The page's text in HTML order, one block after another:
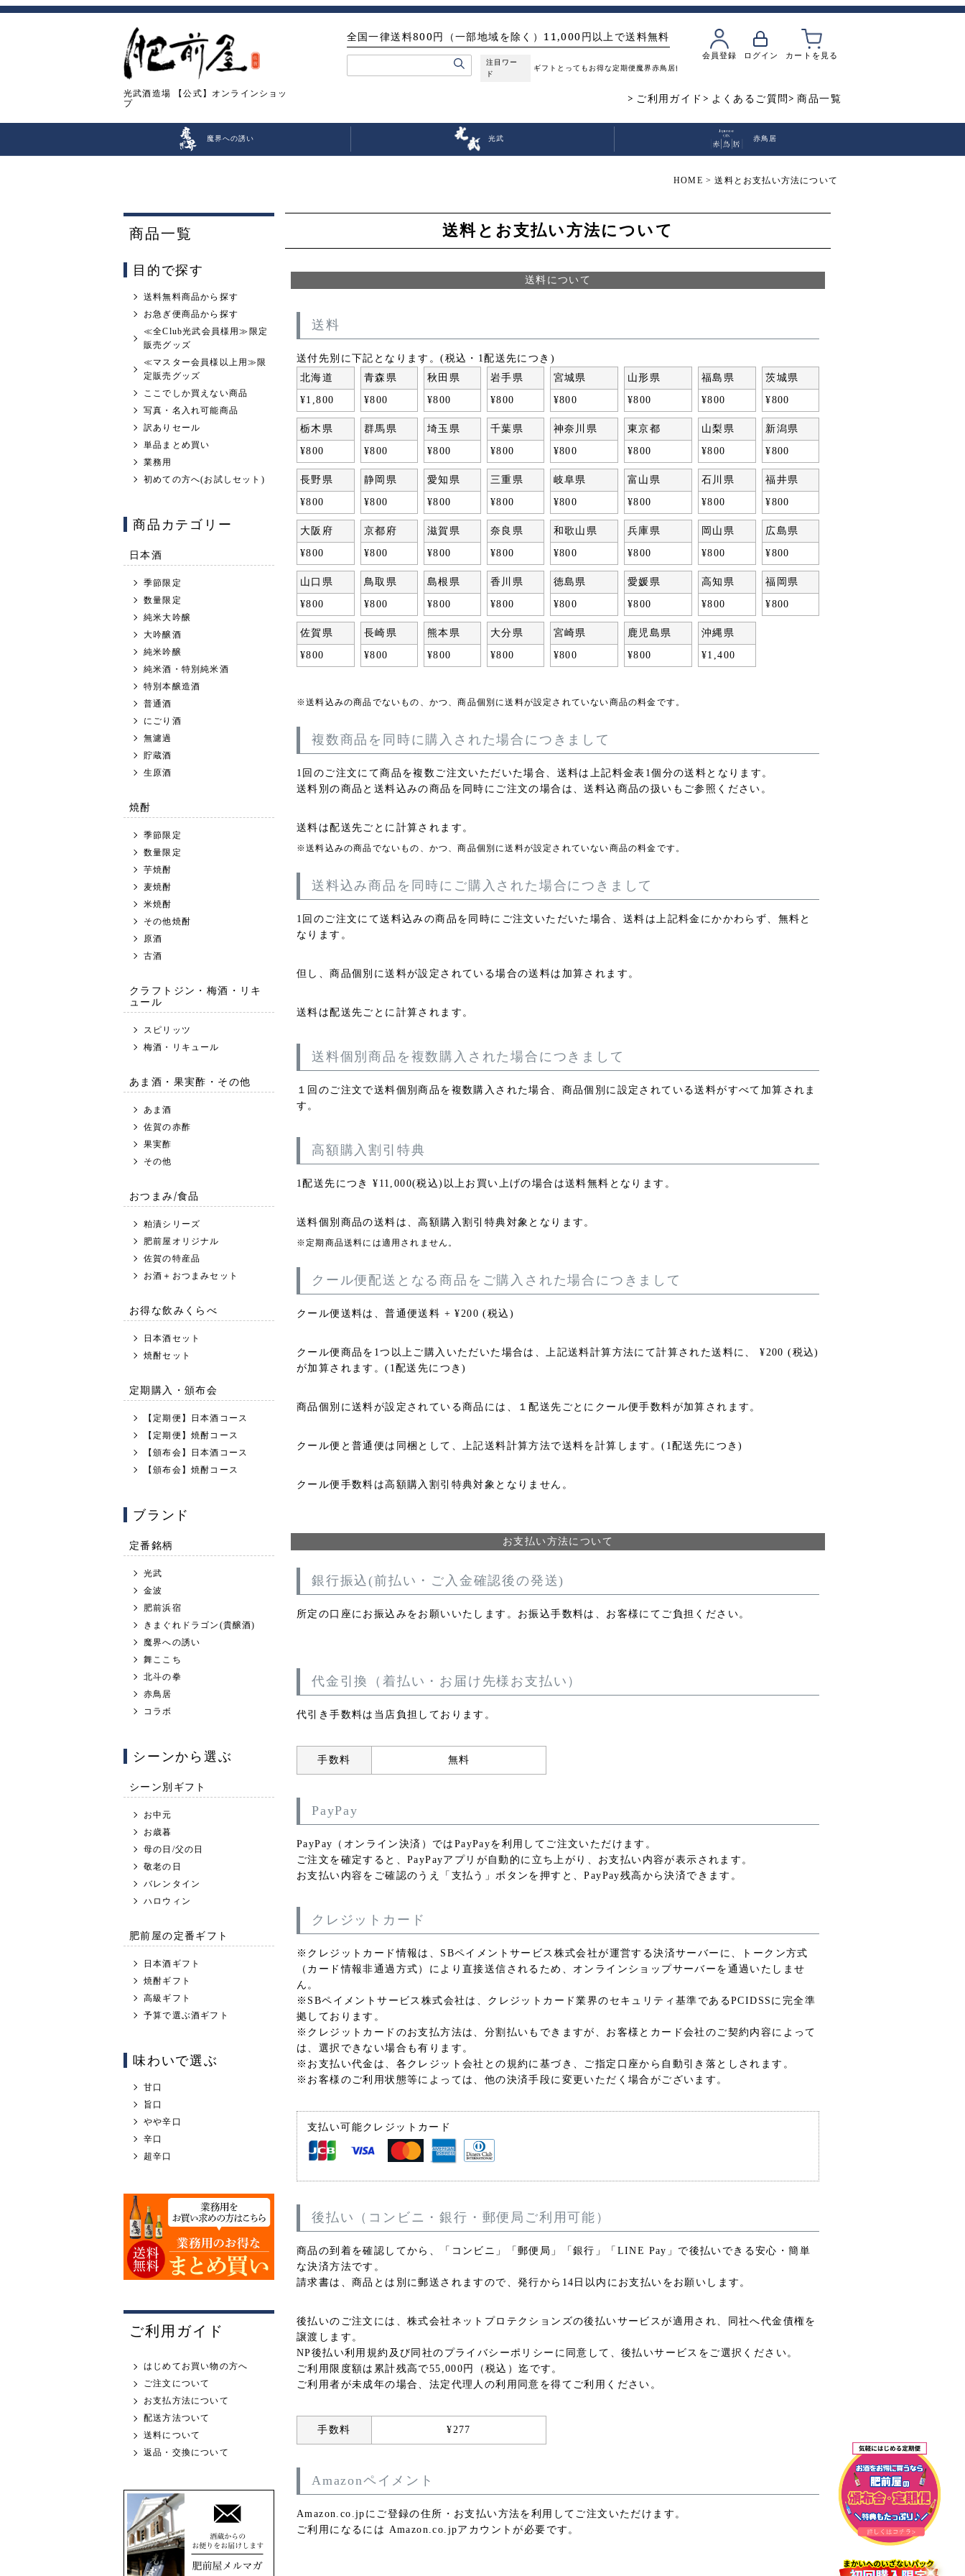
光武酒造場 【公式】オンラインショッ
プ
会員登録 ログイン カートを見る
全国一律送料800円（一部地域を除く）11,000円以上で送料無料
注目ワー
ド
ギフト とってもお得な定期便 魔界赤鳥居飲み比べ
ご利用ガイド よくあるご質問 商品一覧
魔界への誘い 光武 赤鳥居
HOME 送料とお支払い方法について
商品一覧
目的で探す
送料無料商品から探す
お急ぎ便商品から探す
≪全Club光武会員様用≫限定
販売グッズ
≪マスター会員様以上用≫限
定販売グッズ
ここでしか買えない商品
写真・名入れ可能商品
訳ありセール
単品まとめ買い
業務用
初めての方へ(お試しセット)
商品カテゴリー
日本酒
季節限定
数量限定
純米大吟醸
大吟醸酒
純米吟醸
純米酒・特別純米酒
特別本醸造酒
普通酒
にごり酒
無濾過
貯蔵酒
生原酒
焼酎
季節限定
数量限定
芋焼酎
麦焼酎
米焼酎
その他焼酎
原酒
古酒
クラフトジン・梅酒・リキ
ュール
スピリッツ
梅酒・リキュール
あま酒・果実酢・その他
あま酒
佐賀の赤酢
果実酢
その他
おつまみ/食品
粕漬シリーズ
肥前屋オリジナル
佐賀の特産品
お酒＋おつまみセット
お得な飲みくらべ
日本酒セット
焼酎セット
定期購入・頒布会
【定期便】日本酒コース
【定期便】焼酎コース
【頒布会】日本酒コース
【頒布会】焼酎コース
ブランド
定番銘柄
光武
金波
肥前浜宿
きまぐれドラゴン(貴醸酒)
魔界への誘い
舞ここち
北斗の拳
赤鳥居
コラボ
シーンから選ぶ
シーン別ギフト
お中元
お歳暮
母の日/父の日
敬老の日
バレンタイン
ハロウィン
肥前屋の定番ギフト
日本酒ギフト
焼酎ギフト
高級ギフト
予算で選ぶ酒ギフト
味わいで選ぶ
甘口
旨口
やや辛口
辛口
超辛口
ご利用ガイド
はじめてお買い物の方へ
ご注文について
お支払方法について
配送方法ついて
送料について
返品・交換について
送料とお支払い方法について
送料について
送料
送付先別に下記となります。(税込・1配送先につき)
北海道
¥1,800
青森県
¥800
秋田県
¥800
岩手県
¥800
宮城県
¥800
山形県
¥800
福島県
¥800
茨城県
¥800
栃木県
¥800
群馬県
¥800
埼玉県
¥800
千葉県
¥800
神奈川県
¥800
東京都
¥800
山梨県
¥800
新潟県
¥800
長野県
¥800
静岡県
¥800
愛知県
¥800
三重県
¥800
岐阜県
¥800
富山県
¥800
石川県
¥800
福井県
¥800
大阪府
¥800
京都府
¥800
滋賀県
¥800
奈良県
¥800
和歌山県
¥800
兵庫県
¥800
岡山県
¥800
広島県
¥800
山口県
¥800
鳥取県
¥800
島根県
¥800
香川県
¥800
徳島県
¥800
愛媛県
¥800
高知県
¥800
福岡県
¥800
佐賀県
¥800
長崎県
¥800
熊本県
¥800
大分県
¥800
宮崎県
¥800
鹿児島県
¥800
沖縄県
¥1,400
送料込みの商品でないもの、かつ、商品個別に送料が設定されていない商品の料金です。
複数商品を同時に購入された場合につきまして
1回のご注文にて商品を複数ご注文いただいた場合、送料は上記料金表1個分の送料となります。
送料別の商品と送料込みの商品を同時にご注文の場合は、送料込商品の扱いもご参照ください。
送料は配送先ごとに計算されます。
送料込みの商品でないもの、かつ、商品個別に送料が設定されていない商品の料金です。
送料込み商品を同時にご購入された場合につきまして
1回のご注文にて送料込みの商品を同時にご注文いただいた場合、送料は上記料金にかかわらず、無料と
なります。
但し、商品個別に送料が設定されている場合の送料は加算されます。
送料は配送先ごとに計算されます。
送料個別商品を複数購入された場合につきまして
１回のご注文で送料個別商品を複数購入された場合、商品個別に設定されている送料がすべて加算されま
す。
高額購入割引特典
1配送先につき¥ 11,000(税込)以上お買い上げの場合は送料無料となります。
送料個別商品の送料は、高額購入割引特典対象となります。
定期商品送料には適用されません。
クール便配送となる商品をご購入された場合につきまして
クール便送料は、普通便送料 + ¥ 200 (税込)
クール便商品を1つ以上ご購入いただいた場合は、上記送料計算方法にて計算された送料に、¥ 200 (税込)
が加算されます。(1配送先につき)
商品個別に送料が設定されている商品には、１配送先ごとにクール便手数料が加算されます。
クール便と普通便は同梱として、上記送料計算方法で送料を計算します。(1配送先につき)
クール便手数料は高額購入割引特典対象となりません。
お支払い方法について
銀行振込(前払い・ご入金確認後の発送)
所定の口座にお振込みをお願いいたします。お振込手数料は、お客様にてご負担ください。
代金引換（着払い・お届け先様お支払い）
代引き手数料は当店負担しております。
手数料 無料
PayPay
PayPay（オンライン決済）ではPayPayを利用してご注文いただけます。
ご注文を確定すると、PayPayアプリが自動的に立ち上がり、お支払い内容が表示されます。
お支払い内容をご確認のうえ「支払う」ボタンを押すと、PayPay残高から決済できます。
クレジットカード
※クレジットカード情報は、SBペイメントサービス株式会社が運営する決済サーバーに、トークン方式
（カード情報非通過方式）により直接送信されるため、オンラインショップサーバーを通過いたしませ
ん。
※SBペイメントサービス株式会社は、クレジットカード業界のセキュリティ基準であるPCIDSSに完全準
拠しております。
※クレジットカードのお支払方法は、分割払いもできますが、お客様とカード会社のご契約内容によって
は、選択できない場合も有ります。
※お支払い代金は、各クレジット会社との規約に基づき、ご指定口座から自動引き落としされます。
※お客様のご利用状態等によっては、他の決済手段に変更いただく場合がございます。
支払い可能クレジットカード
後払い（コンビニ・銀行・郵便局ご利用可能）
商品の到着を確認してから、「コンビニ」「郵便局」「銀行」「LINE Pay」で後払いできる安心・簡単
な決済方法です。
請求書は、商品とは別に郵送されますので、発行から14日以内にお支払いをお願いします。
後払いのご注文には、 株式会社ネットプロテクションズの後払いサービスが適用され、同社へ代金債権を
譲渡します。
NP後払い利用規約及び同社のプライバシーポリシー に同意して、後払いサービスをご選択ください。
ご利用限度額は累計残高で55,000円（税込）迄です。
ご利用者が未成年の場合、法定代理人の利用同意を得てご利用ください。
手数料 ¥ 277
Amazonペイメント
Amazon.co.jpにご登録の住所・お支払い方法を利用してご注文いただけます。
ご利用になるには Amazon.co.jpアカウントが必要です。